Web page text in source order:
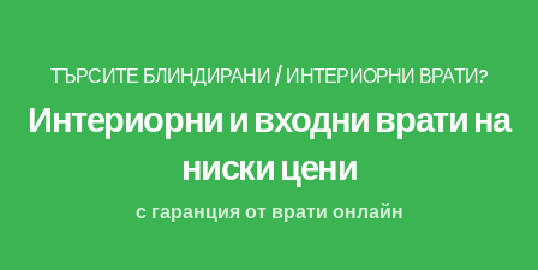
ТЪРСИТЕ БЛИНДИРАНИ / ИНТЕРИОРНИ ВРАТИ?
Интериорни и входни врати на
ниски цени
с гаранция от врати онлайн